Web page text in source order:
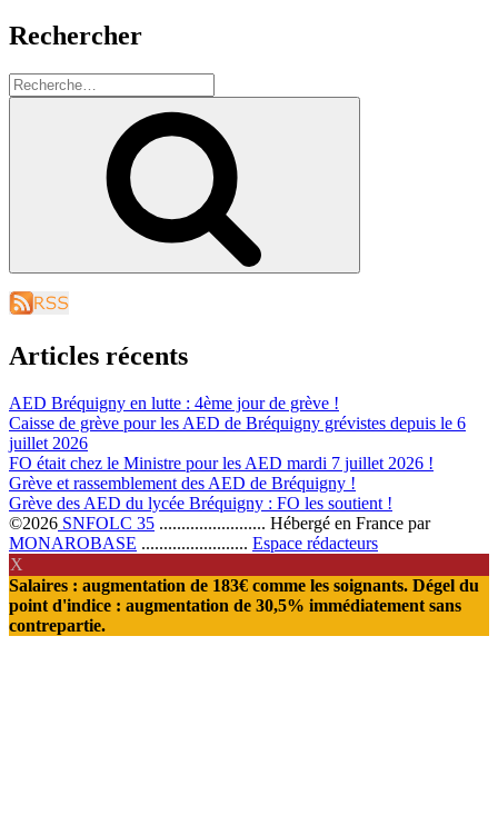
Rechercher
Recherche
pour
Articles récents
AED Bréquigny en lutte : 4ème jour de grève !
Caisse de grève pour les AED de Bréquigny grévistes depuis le 6
juillet 2026
FO était chez le Ministre pour les AED mardi 7 juillet 2026 !
Grève et rassemblement des AED de Bréquigny !
Grève des AED du lycée Bréquigny : FO les soutient !
©2026 SNFOLC 35 ........................ Hébergé en France par
MONAROBASE ........................ Espace rédacteurs
X
Salaires : augmentation de 183€ comme les soignants. Dégel du
point d'indice : augmentation de 30,5% immédiatement sans
contrepartie.